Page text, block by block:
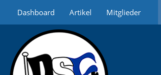
Dashboard Artikel Mitglieder